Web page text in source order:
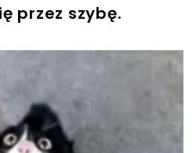
przez szybę.